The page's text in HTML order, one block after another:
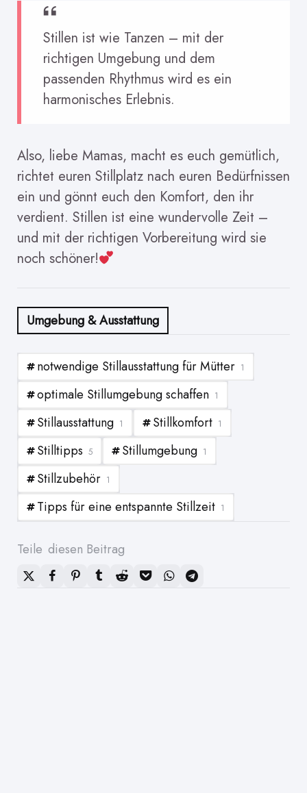
Stillen ist wie Tanzen – mit der
richtigen Umgebung und dem
passenden Rhythmus wird es ein
harmonisches Erlebnis.
Also, liebe Mamas, macht es euch gemütlich,
richtet euren Stillplatz nach euren Bedürfnissen
ein und gönnt euch den Komfort, den ihr
verdient. Stillen ist eine wundervolle Zeit –
und mit der richtigen Vorbereitung wird sie
noch schöner!
Umgebung & Ausstattung
notwendige Stillausstattung für Mütter 1
optimale Stillumgebung schaffen 1
Stillausstattung 1 Stillkomfort 1
Stilltipps 5 Stillumgebung 1
Stillzubehör 1
Tipps für eine entspannte Stillzeit 1
Teile diesen Beitrag